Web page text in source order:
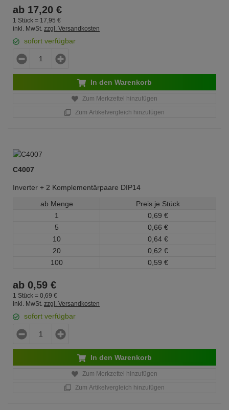
ab 17,20 €
1 Stück = 17, 95 €
inkl. MwSt. zzgl. Versandkosten
sofort verfügbar
In den Warenkorb
Zum Merkzettel hinzufügen
Zum Artikelvergleich hinzufügen
C4007
Inverter + 2 Komplementärpaare DIP14
ab Menge
Preis je Stück
1
0, 69 €
5
0, 66 €
10
0, 64 €
20
0, 62 €
100
0, 59 €
ab 0,59 €
1 Stück = 0, 69 €
inkl. MwSt. zzgl. Versandkosten
sofort verfügbar
In den Warenkorb
Zum Merkzettel hinzufügen
Zum Artikelvergleich hinzufügen